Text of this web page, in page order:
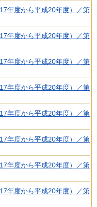
年度から平成20年度）／第
年度から平成20年度）／第
年度から平成20年度）／第
年度から平成20年度）／第
年度から平成20年度）／第
年度から平成20年度）／第
年度から平成20年度）／第
年度から平成20年度）／第